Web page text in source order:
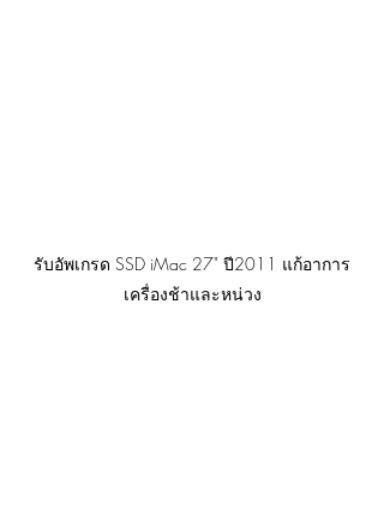
รับอัพเกรด SSD iMac 27" ปี2011 แก้อาการ
เครื่องช้าและหน่วง